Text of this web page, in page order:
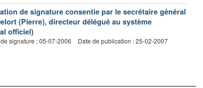
de signature consentie par le secrétaire général
(Pierre), directeur délégué au système
officiel)
signature : 05-07-2006 Date de publication : 25-02-2007